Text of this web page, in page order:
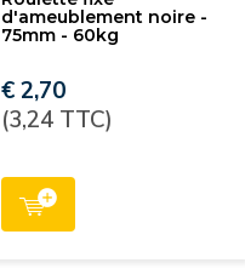
d'ameublement noire -
75mm - 60kg
€ 2,70
(3,24 TTC)